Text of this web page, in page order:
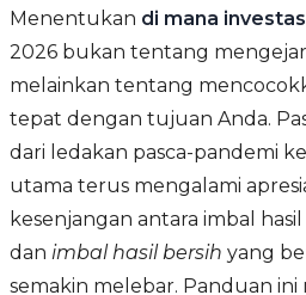
Menentukan di mana
2026 bukan tentang mengejar
melainkan tentang
tepat dengan tujuan Anda.
dari ledakan pasca-pandemi
utama terus mengalami
kesenjangan antara imbal hasil
dan imbal hasil bersih yang
semakin melebar. Panduan